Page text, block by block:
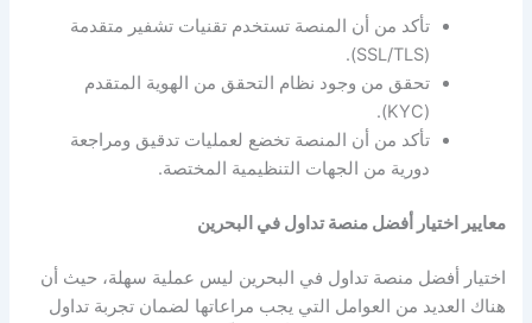
تأكد من أن المنصة تستخدم تقنيات تشفير متقدمة
تحقق من وجود نظام التحقق من الهوية المتقدم
تأكد من أن المنصة تخضع لعمليات تدقيق ومراجعة
دورية من الجهات التنظيمية المختصة.
معايير اختيار أفضل منصة تداول في البحرين
اختيار أفضل منصة تداول في البحرين ليس عملية سهلة، حيث أن
هناك العديد من العوامل التي يجب مراعاتها لضمان تجربة تداول